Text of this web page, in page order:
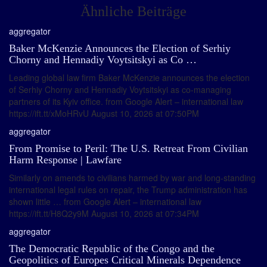
Ähnliche Beiträge
aggregator
Baker McKenzie Announces the Election of Serhiy
Chorny and Hennadiy Voytsitskyi as Co …
Leading global law firm Baker McKenzie announces the election
of Serhiy Chorny and Hennadiy Voytsitskyi as co-managing
partners of its Kyiv office. from Google Alert – international law
https://ift.tt/xMoHRvU August 10, 2026 at 07:50PM
aggregator
From Promise to Peril: The U.S. Retreat From Civilian
Harm Response | Lawfare
Similarly on amends to civilians harmed by war and long-standing
international legal rules on repair, the Trump administration has
shown little … from Google Alert – international law
https://ift.tt/H8Q2y9M August 10, 2026 at 07:34PM
aggregator
The Democratic Republic of the Congo and the
Geopolitics of Europes Critical Minerals Dependence